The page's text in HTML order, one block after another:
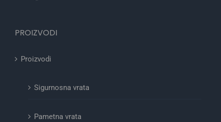
PROIZVODI
Proizvodi
Sigurnosna vrata
Pametna vrata